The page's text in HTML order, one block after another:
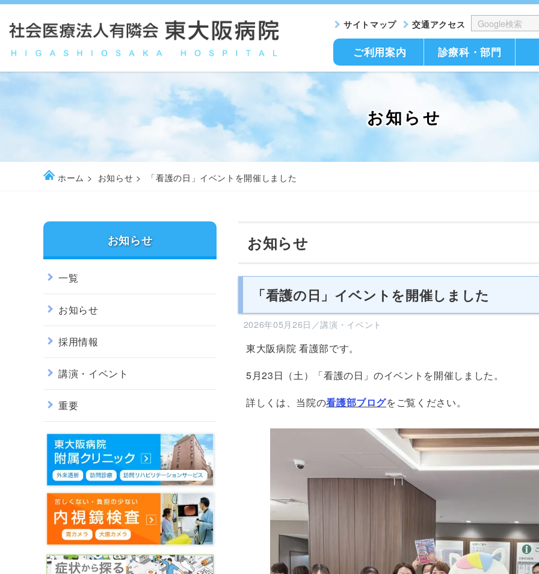
サイトマップ 交通アクセス
ご利用案内 診療科・部門
お知らせ
ホーム お知らせ 「看護の日」イベントを開催しました
お知らせ
「看護の日」イベントを開催しました
2026年05月26日／講演・イベント
東大阪病院 看護部です。
5月23日（土）「看護の日」のイベントを開催しました。
詳しくは、当院の看護部ブログをご覧ください。
お知らせ
一覧
お知らせ
採用情報
講演・イベント
重要